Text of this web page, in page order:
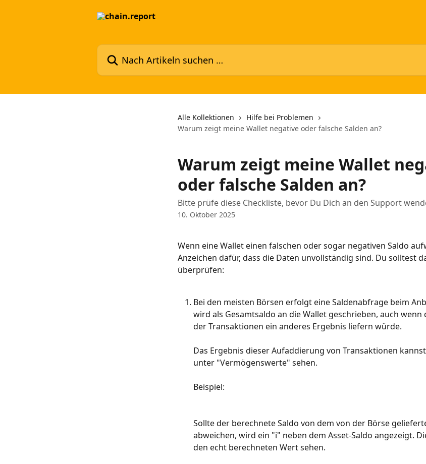
Nach Artikeln suchen …
Alle Kollektionen
Hilfe bei Problemen
Warum zeigt meine Wallet negative oder falsche Salden an?
Warum zeigt meine Wallet
oder falsche Salden an?
Bitte prüfe diese Checkliste, bevor Du Dich an den Support
10. Oktober 2025
Wenn eine Wallet einen falschen oder sogar negativen Saldo
Anzeichen dafür, dass die Daten unvollständig sind. Du solltest
überprüfen:
Bei den meisten Börsen erfolgt eine Saldenabfrage beim
wird als Gesamtsaldo an die Wallet geschrieben, auch
der Transaktionen ein anderes Ergebnis liefern würde.
Das Ergebnis dieser Aufaddierung von Transaktionen
unter "Vermögenswerte" sehen.
Beispiel:​
Sollte der berechnete Saldo von dem von der Börse
abweichen, wird ein "i" neben dem Asset-Saldo angezeigt.
den echt berechneten Wert sehen.